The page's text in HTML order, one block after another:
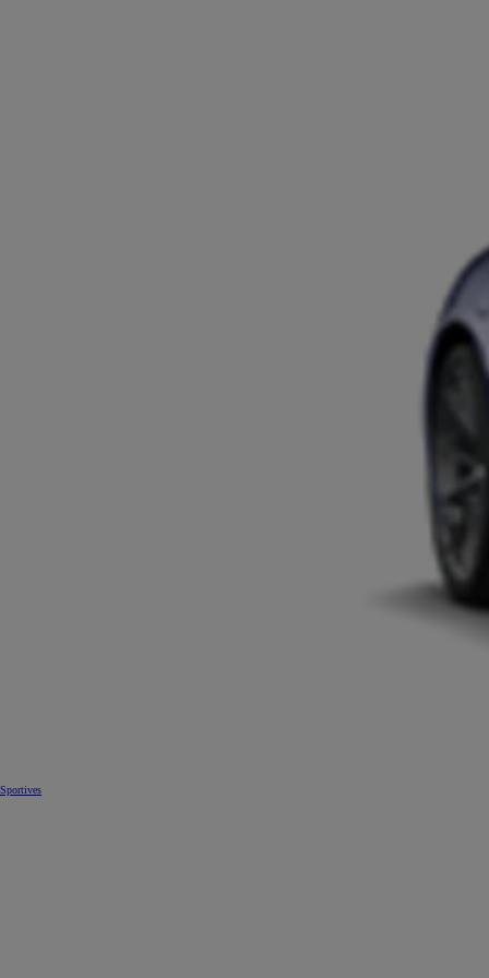
Sportives